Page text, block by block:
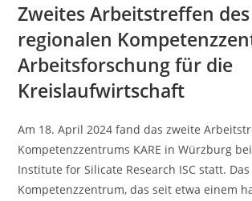
Zweites Arbeitstreffen des
regionalen
Arbeitsforschung für die
Kreislaufwirtschaft
Am 18. April 2024 fand das zweite
Kompetenzzentrums KARE in Würzburg
Institute for Silicate Research ISC statt. Das
Kompetenzzentrum, das seit etwa einem